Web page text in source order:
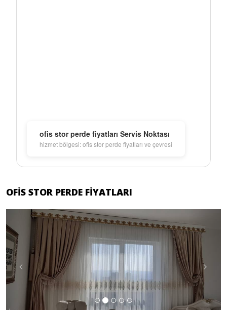
ofis stor perde fiyatları Servis Noktası
hizmet bölgesi: ofis stor perde fiyatları ve çevresi
OFIS STOR PERDE FIYATLARI
Previous